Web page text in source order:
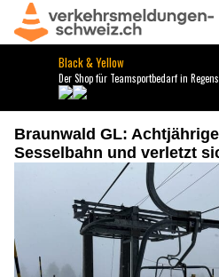
Braunwald GL:
Sesselbahn und verletzt